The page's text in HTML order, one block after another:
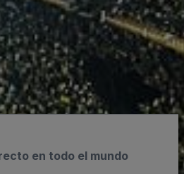
en todo el mundo